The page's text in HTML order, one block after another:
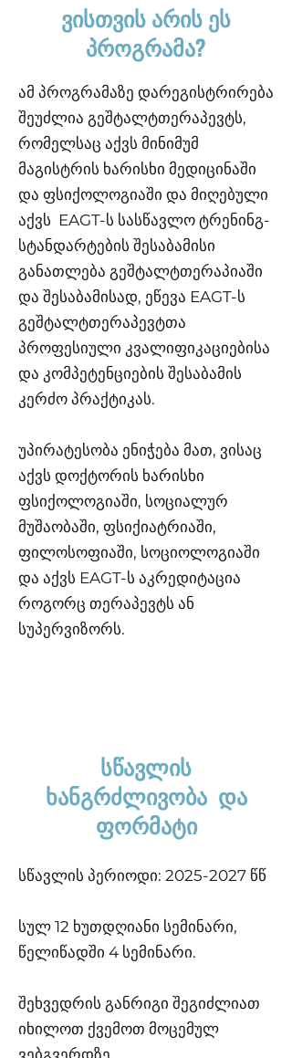
ვისთვის არის ეს
პროგრამა?
ამ პროგრამაზე დარეგისტრირება
შეუძლია გეშტალტთერაპევტს,
რომელსაც აქვს მინიმუმ
მაგისტრის ხარისხი მედიცინაში
და ფსიქოლოგიაში და მიღებული
აქვს EAGT-ს სასწავლო ტრენინგ-
სტანდარტების შესაბამისი
განათლება გეშტალტთერაპიაში
და შესაბამისად, ეწევა EAGT-ს
გეშტალტთერაპევტთა
პროფესიული კვალიფიკაციებისა
და კომპეტენციების შესაბამის
კერძო პრაქტიკას.
უპირატესობა ენიჭება მათ, ვისაც
აქვს დოქტორის ხარისხი
ფსიქოლოგიაში, სოციალურ
მუშაობაში, ფსიქიატრიაში,
ფილოსოფიაში, სოციოლოგიაში
და აქვს EAGT-ს აკრედიტაცია
როგორც თერაპევტს ან
სუპერვიზორს.
სწავლის
ხანგრძლივობა და
ფორმატი
სწავლის პერიოდი: 2025-2027 წწ
სულ 12 ხუთდღიანი სემინარი,
წელიწადში 4 სემინარი.
შეხვედრის განრიგი შეგიძლიათ
იხილოთ ქვემოთ მოცემულ
ვებგვერდზე.